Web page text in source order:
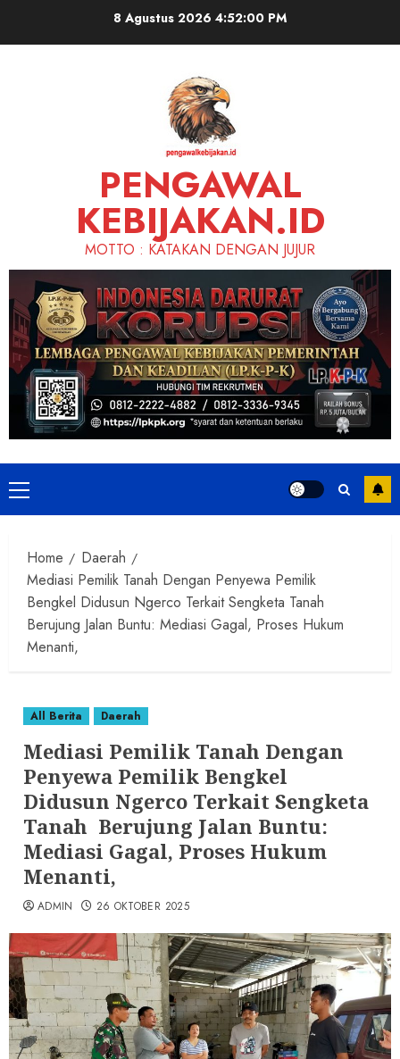
8 Agustus 20264:52:01 PM
PENGAWAL
KEBIJAKAN.ID
MOTTO : KATAKAN DENGAN JUJUR
Primary
Menu
Home
Daerah
Mediasi Pemilik Tanah Dengan Penyewa Pemilik
Bengkel Didusun Ngerco Terkait Sengketa Tanah
Berujung Jalan Buntu: Mediasi Gagal, Proses Hukum
Menanti,
All Berita Daerah
Mediasi Pemilik Tanah Dengan
Penyewa Pemilik Bengkel
Didusun Ngerco Terkait Sengketa
Tanah Berujung Jalan Buntu:
Mediasi Gagal, Proses Hukum
Menanti,
ADMIN 26 OKTOBER 2025